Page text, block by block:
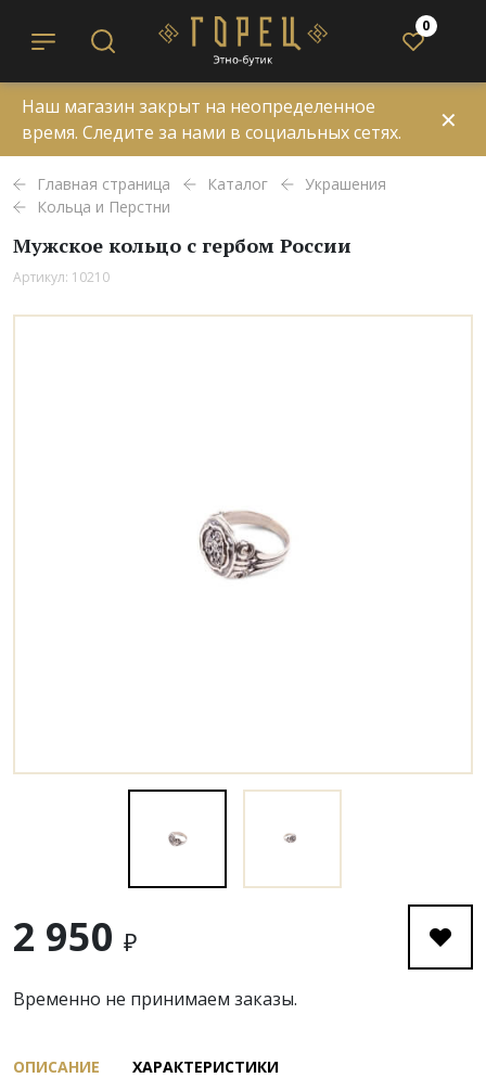
0
Наш магазин закрыт на неопределенное
время. Следите за нами в социальных сетях.
✕
Главная страница Каталог
Украшения
Кольца и Перстни
Мужское кольцо с гербом России
Артикул: 10210
2 950 ₽
Временно не принимаем заказы.
ОПИСАНИЕ ХАРАКТЕРИСТИКИ